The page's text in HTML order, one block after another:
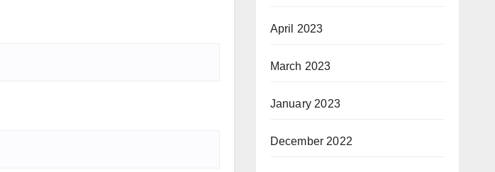
April 2023
March 2023
January 2023
December 2022